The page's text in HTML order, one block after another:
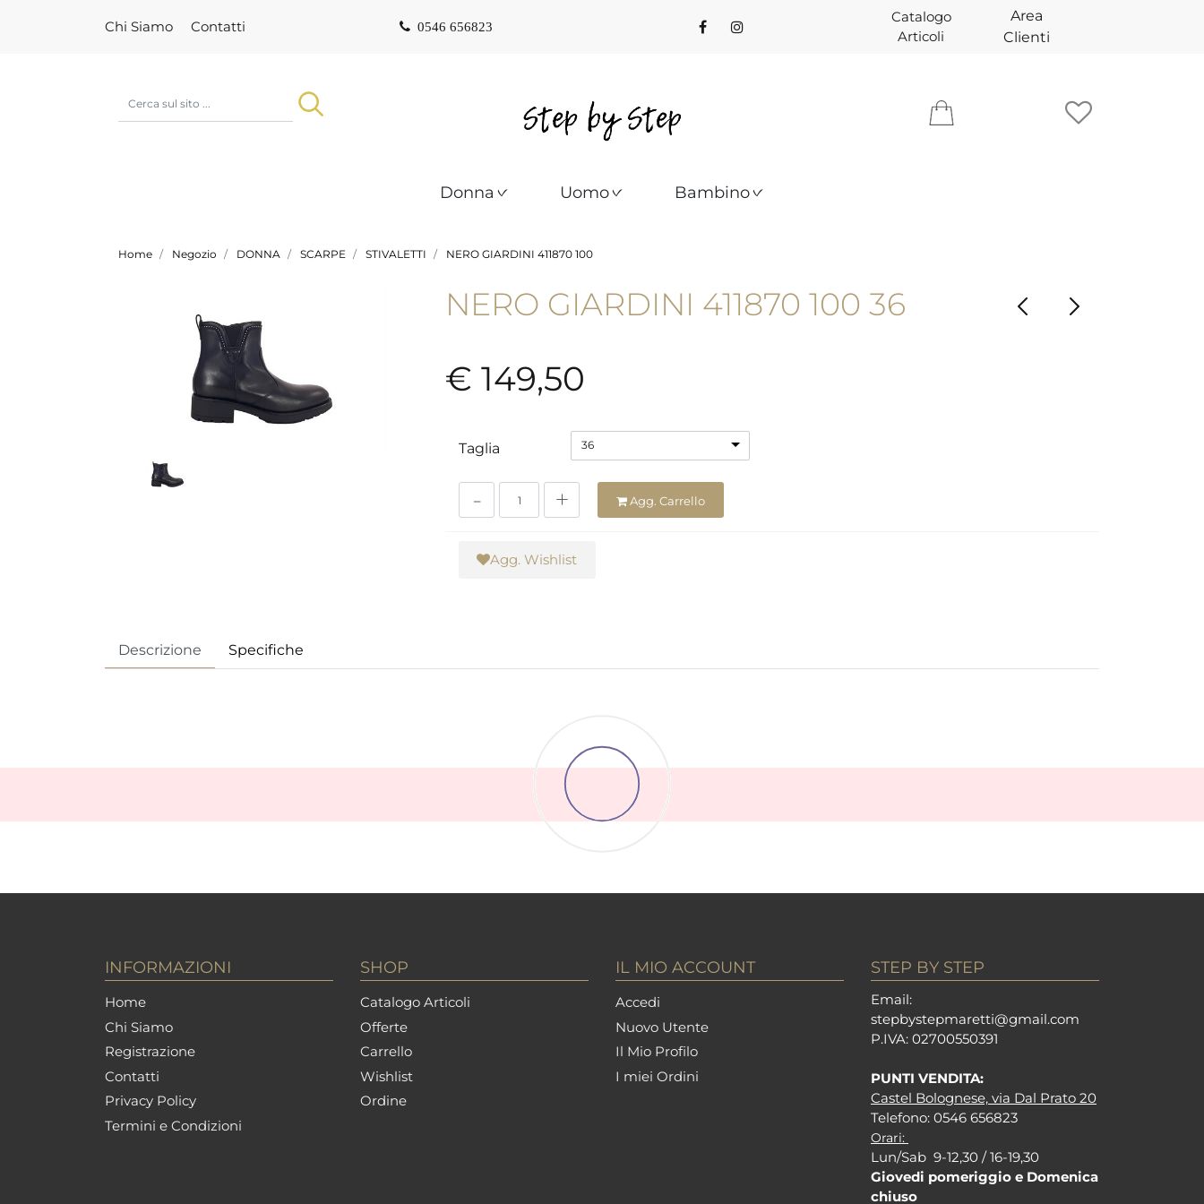
Chi Siamo Contatti 0546 656823
Catalogo
Articoli
Area
Clienti
Donna Uomo Bambino
Home Negozio DONNA SCARPE STIVALETTI NERO GIARDINI 411870 100
NERO GIARDINI 411870 100 36
€ 149,50
Taglia 36
Agg. Carrello
Agg. Wishlist
Descrizione Specifiche
INFORMAZIONI
Home
Chi Siamo
Registrazione
Contatti
Privacy Policy
Termini e Condizioni
SHOP
Catalogo Articoli
Offerte
Carrello
Wishlist
Ordine
IL MIO ACCOUNT
Accedi
Nuovo Utente
Il Mio Profilo
I miei Ordini
STEP BY STEP
Email:
stepbystepmaretti@gmail.com
P.IVA: 02700550391
PUNTI VENDITA:
Castel Bolognese, via Dal Prato 20
Telefono: 0546 656823
Orari:
Lun/Sab 9-12,30 / 16-19,30
Giovedi pomeriggio e Domenica
chiuso